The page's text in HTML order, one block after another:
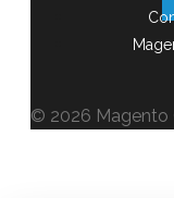
© 2026 Magento